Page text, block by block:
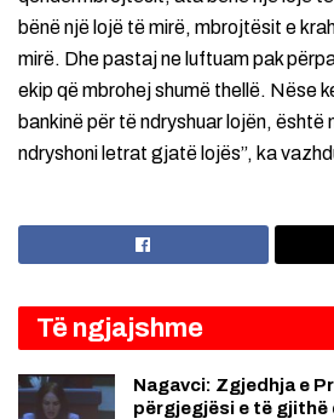
bënë një lojë të mirë, mbrojtësit e
mirë. Dhe pastaj ne luftuam pak
ekip që mbrohej shumë thellë. Nëse
bankinë për të ndryshuar lojën, është
ndryshoni letrat gjatë lojës”, ka
Të ngjajshme
Nagavci: Zgjedhja e
përgjegjësi e të